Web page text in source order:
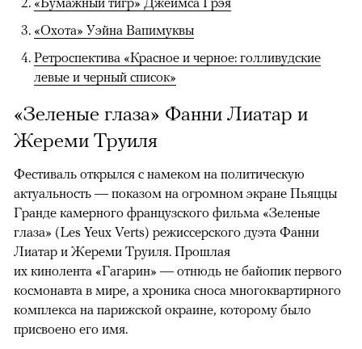
«Охота» Уэйна Вапимуквы
Ретроспектива «Красное и черное: голливудские
левые и черный список»
«Зеленые глаза» Фанни Лиатар и
Жереми Труиля
Фестиваль открылся с намеком на политическую
актуальность — показом на огромном экране Пьяццы
Гранде камерного французского фильма «Зеленые
глаза» (Les Yeux Verts) режиссерского дуэта Фанни
Лиатар и Жереми Труиля. Прошлая
их кинолента «Гагарин» — отнюдь не байопик первого
космонавта в мире, а хроника сноса многоквартирного
комплекса на парижской окраине, которому было
присвоено его имя.